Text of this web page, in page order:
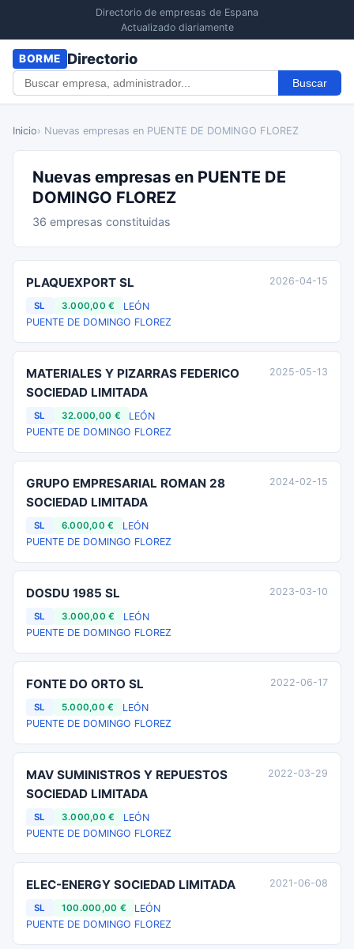
Directorio de empresas de Espana
Actualizado diariamente
BORME Directorio
Buscar
Inicio› Nuevas empresas en PUENTE DE DOMINGO FLOREZ
Nuevas empresas en PUENTE DE
DOMINGO FLOREZ
36 empresas constituidas
PLAQUEXPORT SL
SL 3.000,00 €
LEÓN
PUENTE DE DOMINGO FLOREZ
2026-04-15
MATERIALES Y PIZARRAS FEDERICO
SOCIEDAD LIMITADA
SL 32.000,00 €
LEÓN
PUENTE DE DOMINGO FLOREZ
2025-05-13
GRUPO EMPRESARIAL ROMAN 28
SOCIEDAD LIMITADA
SL 6.000,00 €
LEÓN
PUENTE DE DOMINGO FLOREZ
2024-02-15
DOSDU 1985 SL
SL 3.000,00 €
LEÓN
PUENTE DE DOMINGO FLOREZ
2023-03-10
FONTE DO ORTO SL
SL 5.000,00 €
LEÓN
PUENTE DE DOMINGO FLOREZ
2022-06-17
MAV SUMINISTROS Y REPUESTOS
SOCIEDAD LIMITADA
SL 3.000,00 €
LEÓN
PUENTE DE DOMINGO FLOREZ
2022-03-29
ELEC-ENERGY SOCIEDAD LIMITADA
SL 100.000,00 €
LEÓN
PUENTE DE DOMINGO FLOREZ
2021-06-08